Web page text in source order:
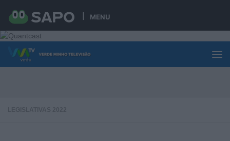
MENU
Skip to content